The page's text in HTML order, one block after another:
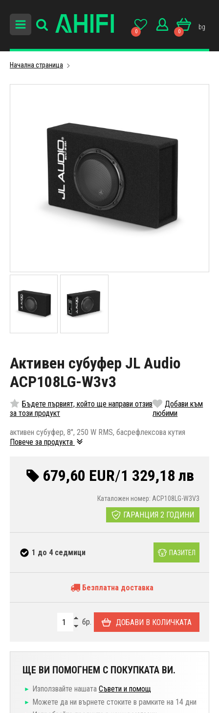
0 0
bg
Начална страница
Активен субуфер JL Audio
ACP108LG-W3v3
Бъдете първият, който ще направи отзив
за този продукт
Добави към
любими
активен субуфер, 8", 250 W RMS, басрефлексова кутия
Повече за продукта
679,60 EUR/1 329,18 лв
Каталожен номер: ACP108LG-W3V3
ГАРАНЦИЯ 2 ГОДИНИ
1 до 4 седмици ПАЗИТЕЛ
Безплатна доставка
бр. ДОБАВИ В КОЛИЧКАТА
ЩЕ ВИ ПОМОГНЕМ С ПОКУПКАТА ВИ.
Използвайте нашата Съвети и помощ
Можете да ни върнете стоките в рамките на 14 дни